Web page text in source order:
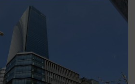
ー！ 注目の編成やデザインまと